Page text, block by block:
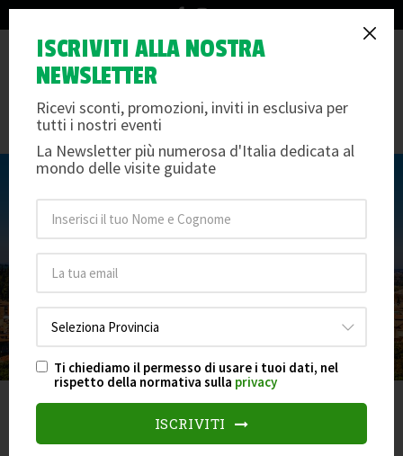
info@arteemusei.com
Cosa Vedere a Cesena in Un
Giorno: Un Itinerario Completo
Mercoledì 04 settembre 2024 / Arte e Musei
Categories
Visite guidate
ISCRIVITI ALLA NOSTRA
NEWSLETTER
Ricevi sconti, promozioni, inviti in esclusiva per
tutti i nostri eventi
La Newsletter più numerosa d'Italia dedicata al
mondo delle visite guidate
Ti chiediamo il permesso di usare i tuoi dati, nel
rispetto della normativa sulla privacy
ISCRIVITI